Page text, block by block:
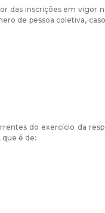
das inscrições em vigor
de pessoa coletiva,
do exercício da
que é de: